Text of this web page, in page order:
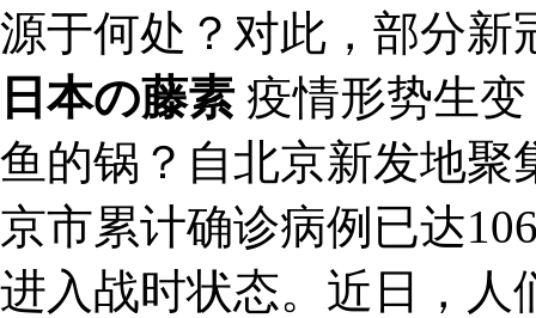
源于何处？对此，部分新
日本の藤素疫情形势生变
鱼的锅？自北京新发地聚
京市累计确诊病例已达
进入战时状态。近日，人